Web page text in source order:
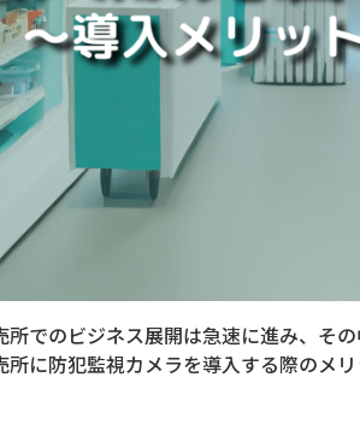
クラウド
M2M
スマート〇〇
スマート農業
ロボット
スマート物流
でのビジネス展開は急速に進み、そ
に防犯監視カメラを導入する際のメ